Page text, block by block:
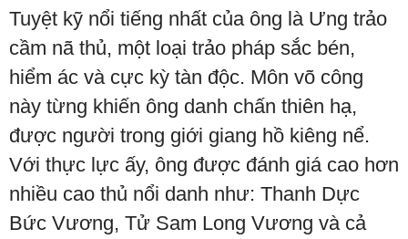
Tuyệt kỹ nổi tiếng nhất của ông là Ưng trảo
cầm nã thủ, một loại trảo pháp sắc bén,
hiểm ác và cực kỳ tàn độc. Môn võ công
này từng khiến ông danh chấn thiên hạ,
được người trong giới giang hồ kiêng nể.
Với thực lực ấy, ông được đánh giá cao hơn
nhiều cao thủ nổi danh như: Thanh Dực
Bức Vương, Tử Sam Long Vương và cả